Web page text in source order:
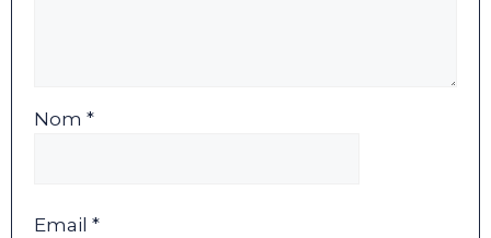
Nom *
Email *